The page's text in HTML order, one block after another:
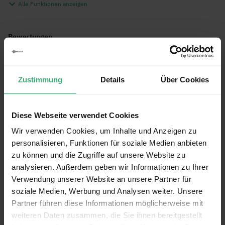
Zustimmung Details Über Cookies
Diese Webseite verwendet Cookies
Wir verwenden Cookies, um Inhalte und Anzeigen zu
personalisieren, Funktionen für soziale Medien anbieten
zu können und die Zugriffe auf unsere Website zu
analysieren. Außerdem geben wir Informationen zu Ihrer
Verwendung unserer Website an unsere Partner für
soziale Medien, Werbung und Analysen weiter. Unsere
Partner führen diese Informationen möglicherweise mit
weiteren Daten zusammen, die Sie ihnen bereitgestellt
Anschlussspannung: 5V (über USB)
Sprache Bedienungsanleitung
Alle Funktionen anzeigen
Bewertungen
9.6/10
(16)
Bewertung schreiben
100%
Beamz Athena
Bewertung vonMarcam19.02.24
Verifizierter Käufer
Ich bin super zufrieden mit dem Laser, habe vor kurzem 7 für Freunde
und Familie bestellt, sie waren auch sehr begeistert vom Effekt eines
so kleinen Lasers.
Geschrieben fürBeamZ Athena Gobo Laser System mit 2
Gobo-Lasern und Multicolor-LED, Lichtanlage